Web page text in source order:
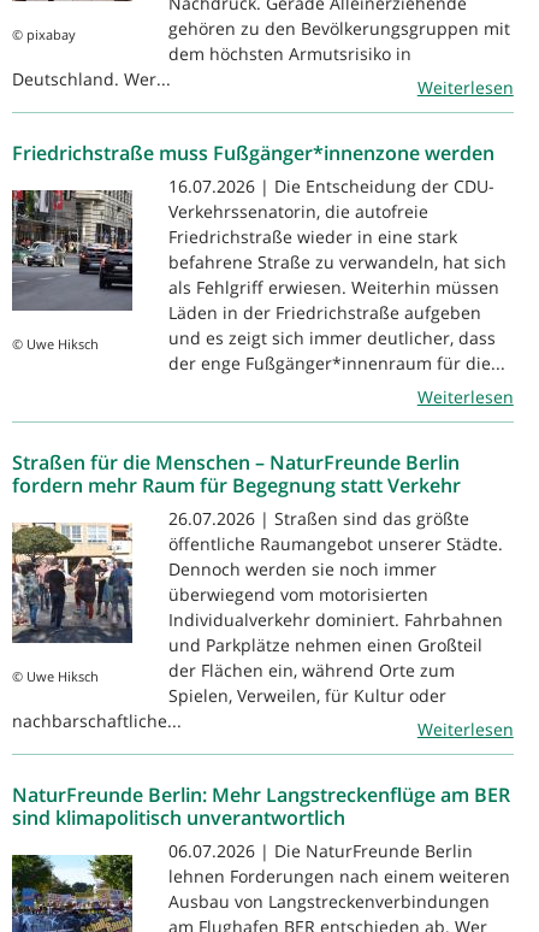
© pixabay
gehören zu den Bevölkerungsgruppen mit
dem höchsten Armutsrisiko in
Deutschland. Wer...
Weiterlesen
Friedrichstraße muss Fußgänger*innenzone werden
© Uwe Hiksch
16.07.2026 | Die Entscheidung der CDU-
Verkehrssenatorin, die autofreie
Friedrichstraße wieder in eine stark
befahrene Straße zu verwandeln, hat sich
als Fehlgriff erwiesen. Weiterhin müssen
Läden in der Friedrichstraße aufgeben
und es zeigt sich immer deutlicher, dass
der enge Fußgänger*innenraum für die...
Weiterlesen
Straßen für die Menschen – NaturFreunde Berlin
fordern mehr Raum für Begegnung statt Verkehr
© Uwe Hiksch
26.07.2026 | Straßen sind das größte
öffentliche Raumangebot unserer Städte.
Dennoch werden sie noch immer
überwiegend vom motorisierten
Individualverkehr dominiert. Fahrbahnen
und Parkplätze nehmen einen Großteil
der Flächen ein, während Orte zum
Spielen, Verweilen, für Kultur oder
nachbarschaftliche...
Weiterlesen
NaturFreunde Berlin: Mehr Langstreckenflüge am BER
sind klimapolitisch unverantwortlich
06.07.2026 | Die NaturFreunde Berlin
lehnen Forderungen nach einem weiteren
Ausbau von Langstreckenverbindungen
am Flughafen BER entschieden ab. Wer